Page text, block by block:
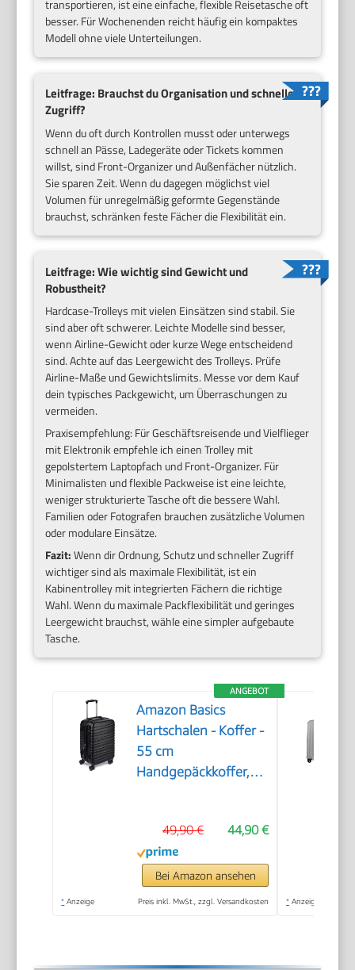
transportieren, ist eine einfache, flexible Reisetasche oft
besser. Für Wochenenden reicht häufig ein kompaktes
Modell ohne viele Unterteilungen.
Leitfrage: Brauchst du Organisation und schnellen
Zugriff?
Wenn du oft durch Kontrollen musst oder unterwegs
schnell an Pässe, Ladegeräte oder Tickets kommen
willst, sind Front-Organizer und Außenfächer nützlich.
Sie sparen Zeit. Wenn du dagegen möglichst viel
Volumen für unregelmäßig geformte Gegenstände
brauchst, schränken feste Fächer die Flexibilität ein.
Leitfrage: Wie wichtig sind Gewicht und
Robustheit?
Hardcase-Trolleys mit vielen Einsätzen sind stabil. Sie
sind aber oft schwerer. Leichte Modelle sind besser,
wenn Airline-Gewicht oder kurze Wege entscheidend
sind. Achte auf das Leergewicht des Trolleys. Prüfe
Airline-Maße und Gewichtslimits. Messe vor dem Kauf
dein typisches Packgewicht, um Überraschungen zu
vermeiden.
Praxisempfehlung: Für Geschäftsreisende und Vielflieger
mit Elektronik empfehle ich einen Trolley mit
gepolstertem Laptopfach und Front-Organizer. Für
Minimalisten und flexible Packweise ist eine leichte,
weniger strukturierte Tasche oft die bessere Wahl.
Familien oder Fotografen brauchen zusätzliche Volumen
oder modulare Einsätze.
Fazit:Wenn dir Ordnung, Schutz und schneller Zugriff
wichtiger sind als maximale Flexibilität, ist ein
Kabinentrolley mit integrierten Fächern die richtige
Wahl. Wenn du maximale Packflexibilität und geringes
Leergewicht brauchst, wähle eine simpler aufgebaute
Tasche.
ANGEBOT
Amazon Basics
Hartschalen - Koffer -
55 cm
Handgepäckkoffer,
44,90 €
49,90 €
Bei Amazon ansehen
* Anzeige Preis inkl. MwSt., zzgl. Versandkosten * Anzeige